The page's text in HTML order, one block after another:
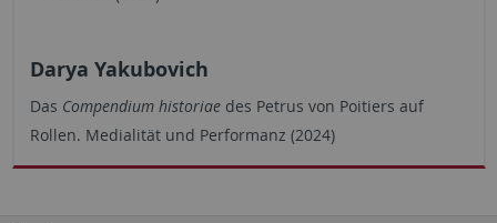
Darya Yakubovich
Das Compendium historiaedes Petrus von Poitiers auf
Rollen. Medialität und Performanz (2024)